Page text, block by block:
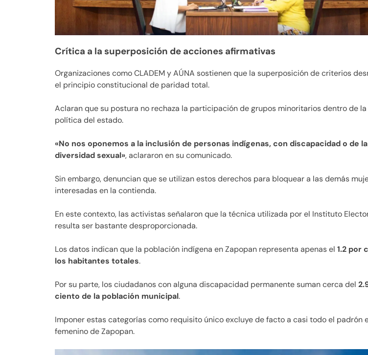
Crítica a la superposición de acciones afirmativas
Organizaciones como CLADEM y AÚNA sostienen que la superposición de criterios
el principio constitucional de paridad total.
Aclaran que su postura no rechaza la participación de grupos minoritarios dentro de la
política del estado.
«No nos oponemos a la inclusión de personas indígenas, con discapacidad o de la
diversidad sexual», aclararon en su comunicado.
Sin embargo, denuncian que se utilizan estos derechos para bloquear a las demás
interesadas en la contienda.
En este contexto, las activistas señalaron que la técnica utilizada por el Instituto
resulta ser bastante desproporcionada.
Los datos indican que la población indígena en Zapopan representa apenas el 1.2 por
los habitantes totales.
Por su parte, los ciudadanos con alguna discapacidad permanente suman cerca del
ciento de la población municipal.
Imponer estas categorías como requisito único excluye de facto a casi todo el padrón
femenino de Zapopan.